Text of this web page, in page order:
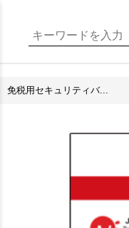
免税用セキュリティバ...